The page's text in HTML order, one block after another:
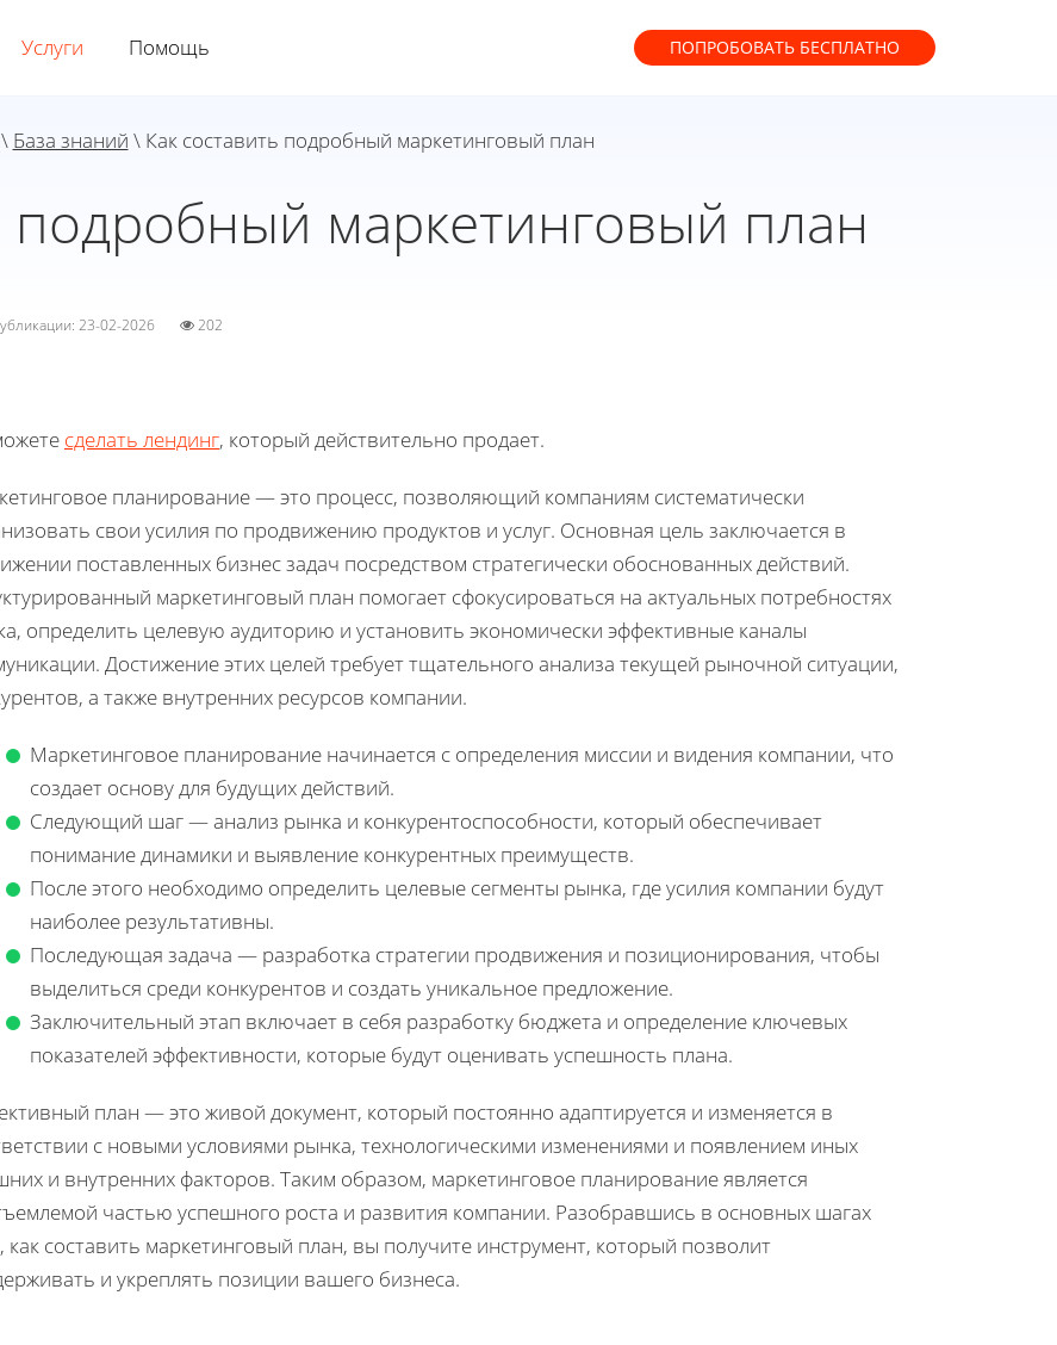
Услуги Помощь ПОПРОБОВАТЬ БЕСПЛАТНО
\ База знаний \ Как составить подробный маркетинговый план
подробный маркетинговый план
23-02-2026 202
сделать лендинг, который действительно продает.
планирование — это процесс, позволяющий компаниям систематически
свои усилия по продвижению продуктов и услуг. Основная цель заключается в
поставленных бизнес задач посредством стратегически обоснованных действий.
маркетинговый план помогает сфокусироваться на актуальных потребностях
определить целевую аудиторию и установить экономически эффективные каналы
Достижение этих целей требует тщательного анализа текущей рыночной ситуации,
а также внутренних ресурсов компании.
Маркетинговое планирование начинается с определения миссии и видения компании, что
создает основу для будущих действий.
Следующий шаг — анализ рынка и конкурентоспособности, который обеспечивает
понимание динамики и выявление конкурентных преимуществ.
После этого необходимо определить целевые сегменты рынка, где усилия компании будут
наиболее результативны.
Последующая задача — разработка стратегии продвижения и позиционирования, чтобы
выделиться среди конкурентов и создать уникальное предложение.
Заключительный этап включает в себя разработку бюджета и определение ключевых
показателей эффективности, которые будут оценивать успешность плана.
план — это живой документ, который постоянно адаптируется и изменяется в
с новыми условиями рынка, технологическими изменениями и появлением иных
и внутренних факторов. Таким образом, маркетинговое планирование является
частью успешного роста и развития компании. Разобравшись в основных шагах
как составить маркетинговый план, вы получите инструмент, который позволит
и укреплять позиции вашего бизнеса.